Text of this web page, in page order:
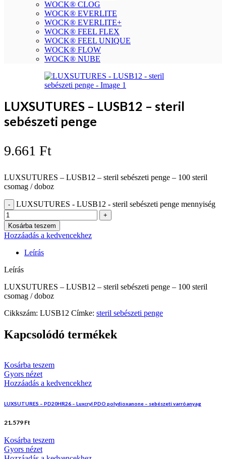
WOCK® CLOG
WOCK® EVERLITE
WOCK® EVERLITE+
WOCK® FEEL FLEX
WOCK® FEEL UNIQUE
WOCK® FLOW
WOCK® NUBE
LUXSUTURES – LUSB12 – steril
sebészeti penge
9.661 Ft
LUXSUTURES – LUSB12 – steril sebészeti penge – 100 steril
csomag / doboz
LUXSUTURES - LUSB12 - steril sebészeti penge mennyiség
Kosárba teszem
Hozzáadás a kedvencekhez
Leírás
Leírás
LUXSUTURES – LUSB12 – steril sebészeti penge – 100 steril
csomag / doboz
Cikkszám: LUSB12 Címke: steril sebészeti penge
Kapcsolódó termékek
Kosárba teszem
Gyors nézet
Hozzáadás a kedvencekhez
LUXSUTURES – PD20HR26 – Luxcryl PDO polydioxanone – sebészeti varróanyag
21.579 Ft
Kosárba teszem
Gyors nézet